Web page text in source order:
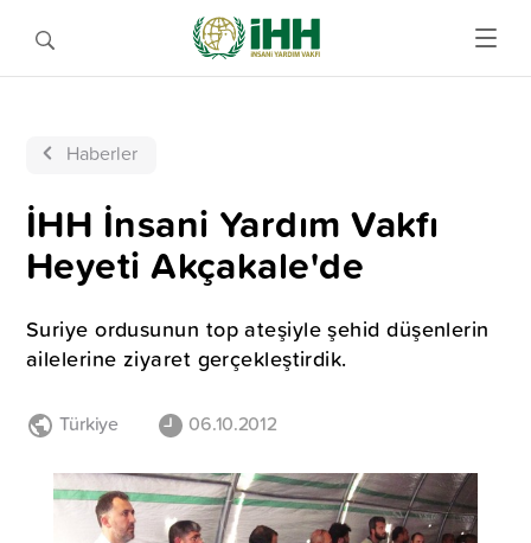
Haberler
İHH İnsani Yardım Vakfı
Heyeti Akçakale'de
Suriye ordusunun top ateşiyle şehid düşenlerin
ailelerine ziyaret gerçekleştirdik.
Türkiye 06.10.2012